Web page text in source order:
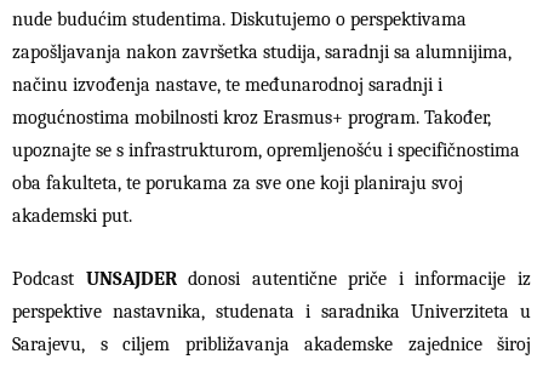
nude budućim studentima. Diskutujemo o perspektivama
zapošljavanja nakon završetka studija, saradnji sa alumnijima,
načinu izvođenja nastave, te međunarodnoj saradnji i
mogućnostima mobilnosti kroz Erasmus+ program. Također,
upoznajte se s infrastrukturom, opremljenošću i specifičnostima
oba fakulteta, te porukama za sve one koji planiraju svoj
akademski put.
Podcast UNSAJDERdonosi autentične priče i informacije iz
perspektive nastavnika, studenata i saradnika Univerziteta u
Sarajevu, s ciljem približavanja akademske zajednice široj